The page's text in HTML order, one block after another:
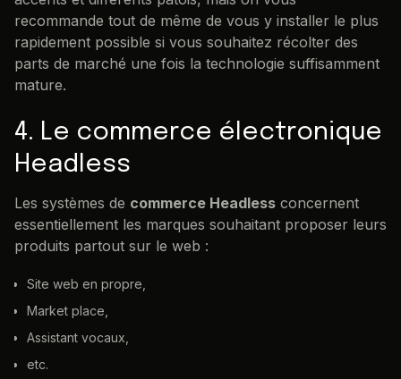
recommande tout de même de vous y installer le plus
rapidement possible si vous souhaitez récolter des
parts de marché une fois la technologie suffisamment
mature.
4. Le commerce électronique
Headless
Les systèmes de commerce Headless concernent
essentiellement les marques souhaitant proposer leurs
produits partout sur le web :
Site web en propre,
Market place,
Assistant vocaux,
etc.